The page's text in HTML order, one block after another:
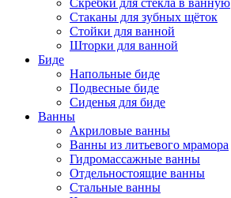
Скребки для стекла в ванную
Стаканы для зубных щёток
Стойки для ванной
Шторки для ванной
Биде
Напольные биде
Подвесные биде
Сиденья для биде
Ванны
Акриловые ванны
Ванны из литьевого мрамора
Гидромассажные ванны
Отдельностоящие ванны
Стальные ванны